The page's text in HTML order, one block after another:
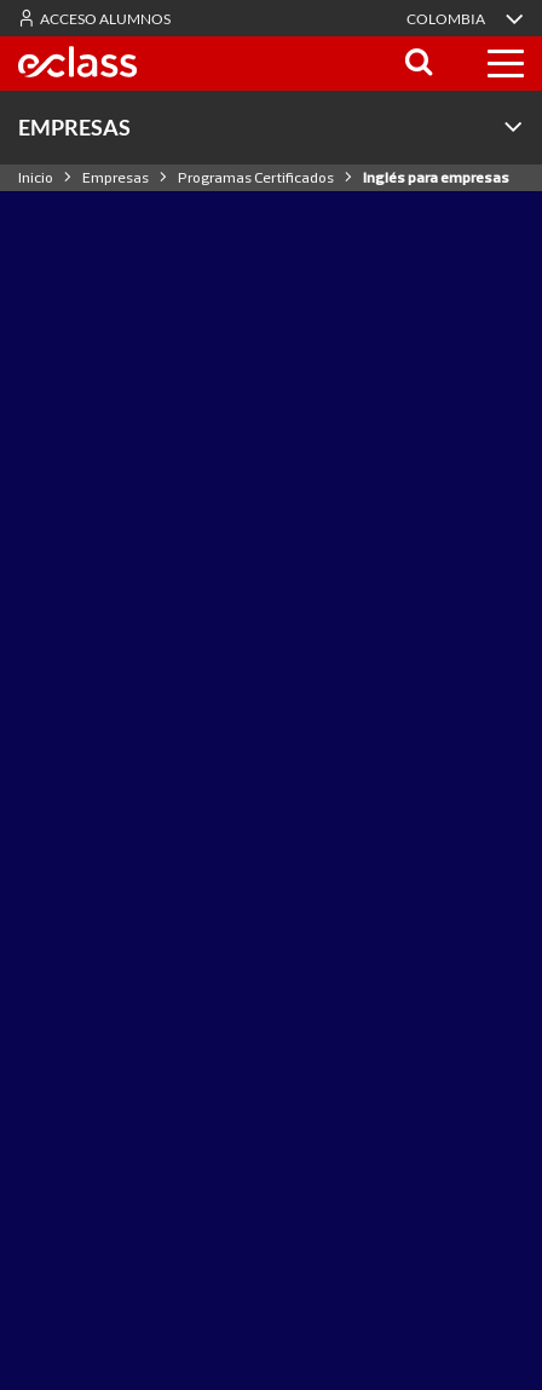
ACCESO ALUMNOS COLOMBIA
EMPRESAS
Inicio Empresas Programas Certificados Inglés para empresas